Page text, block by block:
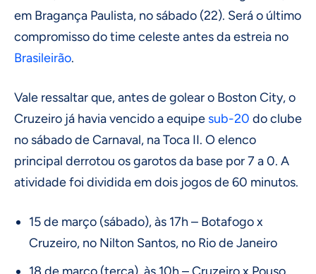
em Bragança Paulista, no sábado (22). Será o último
compromisso do time celeste antes da estreia no
Brasileirão.
Vale ressaltar que, antes de golear o Boston City, o
Cruzeiro já havia vencido a equipe sub-20 do clube
no sábado de Carnaval, na Toca II. O elenco
principal derrotou os garotos da base por 7 a 0. A
atividade foi dividida em dois jogos de 60 minutos.
15 de março (sábado), às 17h – Botafogo x
Cruzeiro, no Nilton Santos, no Rio de Janeiro